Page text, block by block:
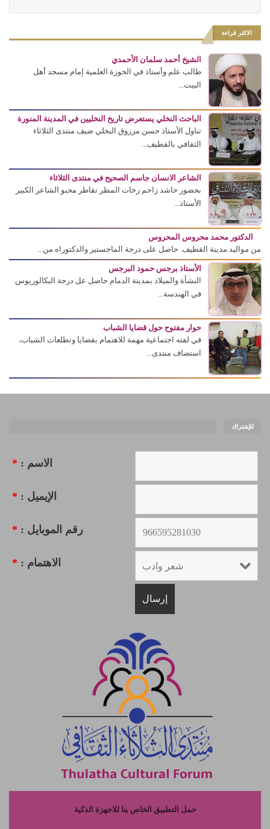
الاكثر قراءة
الشيخ أحمد سلمان الأحمدي
طالب علم وأستاذ في الحوزة العلمية إمام مسجد أهل
البيت...
الباحث النخلي يستعرض تاريخ النخليين في المدينة المنورة
تناول الأستاذ حسن مرزوق النخلي ضيف منتدى الثلاثاء
الثقافي بالقطيف...
الشاعر الانسان جاسم الصحيح في منتدى الثلاثاء
بحضور حاشد زاحم زخات المطر تقاطر محبو الشاعر الكبير
الأستاذ...
الدكتور محمد محروس المحروس
من مواليد مدينة القطيف. حاصل على درجة الماجستير والدكتوراه من...
الأستاذ برجس حمود البرجس
النشأة والميلاد بمدينة الدمام حاصل عل درجة البكالوريوس
في الهندسة...
حوار مفتوح حول قضايا الشباب
في لفته اجتماعية مهمة للاهتمام بقضايا وتطلعات الشباب،
استضاف منتدى...
للإشتراك
الاسم : *
الإيميل : *
رقم الموبايل : *
الاهتمام : *
حمل التطبيق الخاص بنا للاجهزة الذكية